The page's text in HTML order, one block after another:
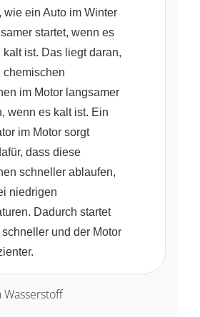
wie ein Auto im Winter
startet, wenn es
ist. Das liegt daran,
chemischen
im Motor langsamer
wenn es kalt ist. Ein
im Motor sorgt
dass diese
schneller ablaufen,
niedrigen
Dadurch startet
und der Motor